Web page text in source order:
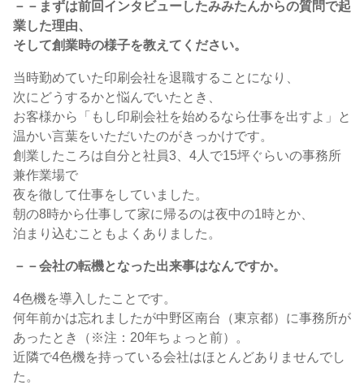
－－まずは前回インタビューしたみみたんからの質問で起
業した理由、
そして創業時の様子を教えてください。
当時勤めていた印刷会社を退職することになり、
次にどうするかと悩んでいたとき、
お客様から「もし印刷会社を始めるなら仕事を出すよ」と
温かい言葉をいただいたのがきっかけです。
創業したころは自分と社員3、4人で15坪ぐらいの事務所
兼作業場で
夜を徹して仕事をしていました。
朝の8時から仕事して家に帰るのは夜中の1時とか、
泊まり込むこともよくありました。
－－会社の転機となった出来事はなんですか。
4色機を導入したことです。
何年前かは忘れましたが中野区南台（東京都）に事務所が
あったとき（※注：20年ちょっと前）。
近隣で4色機を持っている会社はほとんどありませんでし
た。